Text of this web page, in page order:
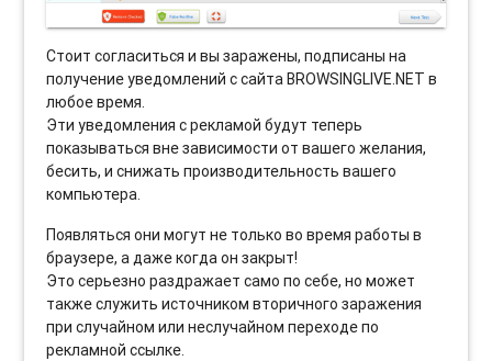
Стоит согласиться и вы заражены, подписаны на
получение уведомлений с сайта BROWSINGLIVE.NET в
любое время.
Эти уведомления с рекламой будут теперь
показываться вне зависимости от вашего желания,
бесить, и снижать производительность вашего
компьютера.
Появляться они могут не только во время работы в
браузере, а даже когда он закрыт!
Это серьезно раздражает само по себе, но может
также служить источником вторичного заражения
при случайном или неслучайном переходе по
рекламной ссылке.